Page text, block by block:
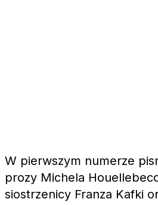
W pierwszym numerze
prozy Michela
siostrzenicy Franza Kafki